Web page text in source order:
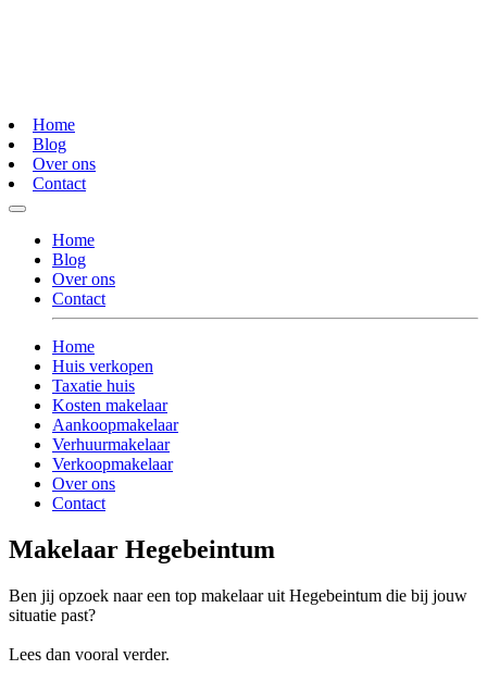
Home
Blog
Over ons
Contact
Home
Blog
Over ons
Contact
Home
Huis verkopen
Taxatie huis
Kosten makelaar
Aankoopmakelaar
Verhuurmakelaar
Verkoopmakelaar
Over ons
Contact
Makelaar Hegebeintum
Ben jij opzoek naar een top makelaar uit Hegebeintum die bij jouw
situatie past?
Lees dan vooral verder.